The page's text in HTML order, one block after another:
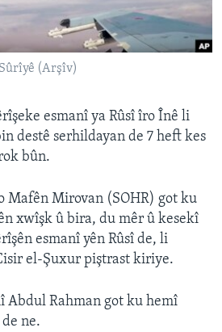
(Arşîv)
esmanî ya Rûsî îro Înê li
destê serhildayan de 7 heft kes
bûn.
Mafên Mirovan (SOHR) got ku
xwîşk û bira, du mêr û kesekî
esmanî yên Rûsî de, li
el-Şuxur piştrast kiriye.
Abdul Rahman got ku hemî
ne.